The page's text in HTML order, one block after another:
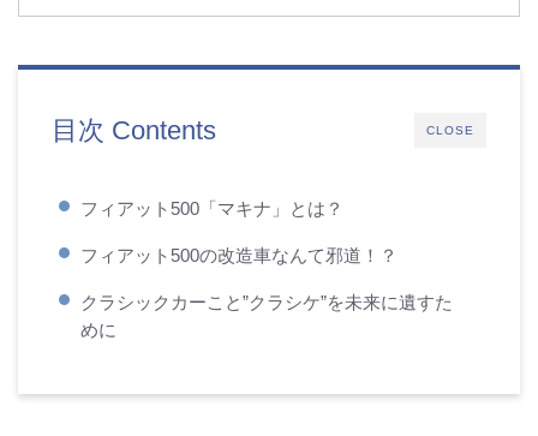
CLOSE
目次 Contents
フィアット500「マキナ」とは？
フィアット500の改造車なんて邪道！？
クラシックカーこと”クラシケ”を未来に遺すた
めに